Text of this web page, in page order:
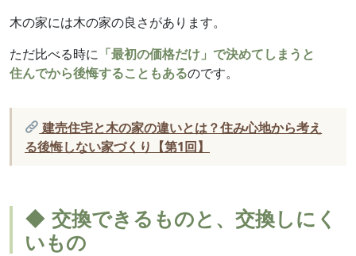
木の家には木の家の良さがあります。
ただ比べる時に 「最初の価格だけ」で決めてしまうと
住んでから後悔することもあるのです。
建売住宅と木の家の違いとは？住み心地から考え
る後悔しない家づくり【第1回】
◆ 交換できるものと、交換しにく
いもの